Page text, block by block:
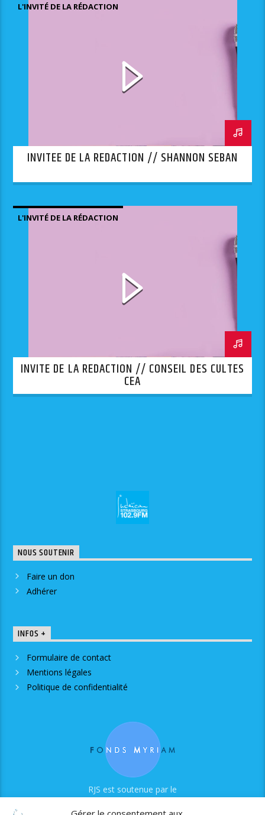
L'INVITÉ DE LA RÉDACTION
INVITEE DE LA REDACTION // SHANNON SEBAN
L'INVITÉ DE LA RÉDACTION
INVITE DE LA REDACTION // CONSEIL DES CULTES
CEA
NOUS SOUTENIR
Faire un don
Adhérer
INFOS +
Formulaire de contact
Mentions légales
Politique de confidentialité
RJS est soutenue par le